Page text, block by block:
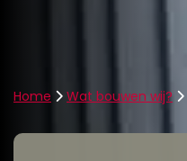
Home Wat bouwen wij?